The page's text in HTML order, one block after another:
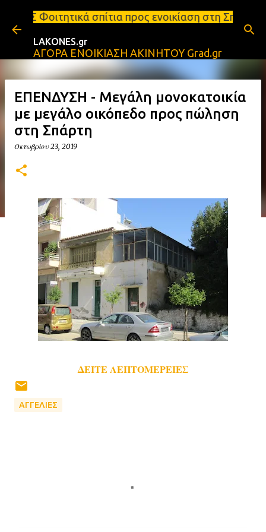
Μετάβαση στο κύριο περιεχόμενο
προς ενοικίαση στη Σπάρτη Ενοικιάσεις
LAKONES.gr
ΑΓΟΡΑ ΕΝΟΙΚΙΑΣΗ ΑΚΙΝΗΤΟΥ Grad.gr
ΕΠΕΝΔΥΣΗ - Μεγάλη μονοκατοικία
με μεγάλο οικόπεδο προς πώληση
στη Σπάρτη
Οκτωβρίου 23, 2019
ΔΕΙΤΕ ΛΕΠΤΟΜΕΡΕΙΕΣ
ΑΓΓΕΛΙΕΣ